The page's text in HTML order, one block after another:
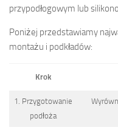
przypodłogowym lub
Poniżej przedstawiamy
montażu i podkładów:
Krok
1. Przygotowanie
podłoża